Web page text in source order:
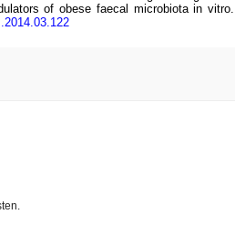
of obese faecal microbiota in vitro.